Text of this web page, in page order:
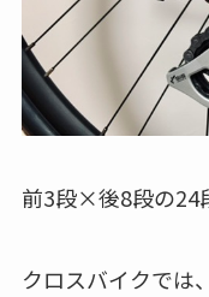
前3段×後8段の24
クロスバイクでは